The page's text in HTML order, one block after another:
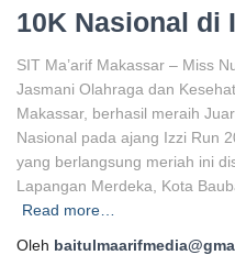
10K Nasional di
SIT Ma’arif Makassar – Miss
Jasmani Olahraga dan
Makassar, berhasil meraih
Nasional pada ajang Izzi Run
yang berlangsung meriah ini
Lapangan Merdeka, Kota
Read more…
Oleh